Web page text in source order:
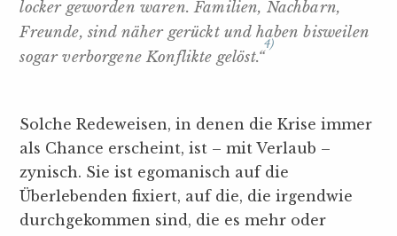
locker geworden waren. Familien, Nachbarn,
Freunde, sind näher gerückt und haben bisweilen
sogar verborgene Konflikte gelöst.“
4)
Solche Redeweisen, in denen die Krise immer
als Chance erscheint, ist – mit Verlaub –
zynisch. Sie ist egomanisch auf die
Überlebenden fixiert, auf die, die irgendwie
durchgekommen sind, die es mehr oder